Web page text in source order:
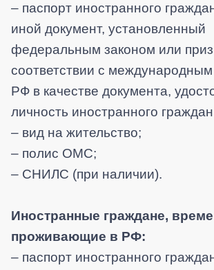
– паспорт иностранного
иной документ, установленный
федеральным законом или
соответствии с
РФ в качестве документа,
личность иностранного
– вид на жительство;
– полис ОМС;
– СНИЛС (при наличии).
Иностранные граждане,
проживающие в РФ:
– паспорт иностранного